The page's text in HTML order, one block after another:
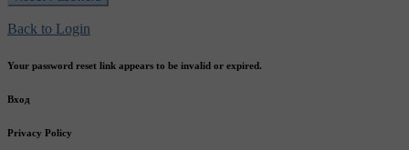
Back to Login
Your password reset link appears to be invalid or expired.
Вход
Privacy Policy